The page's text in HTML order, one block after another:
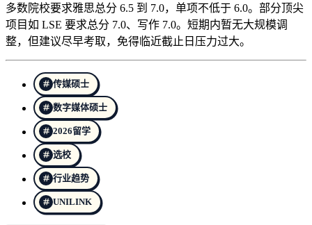
多数院校要求雅思总分 6.5 到 7.0，单项不低于 6.0。部分顶尖
项目如 LSE 要求总分 7.0、写作 7.0。短期内暂无大规模调
整，但建议尽早考取，免得临近截止日压力过大。
传媒硕士
数字媒体硕士
2026留学
选校
行业趋势
UNILINK